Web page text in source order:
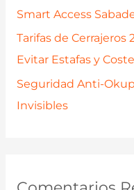
Smart Access
Tarifas de Cerrajeros
Evitar Estafas y
Seguridad Anti-
Invisibles